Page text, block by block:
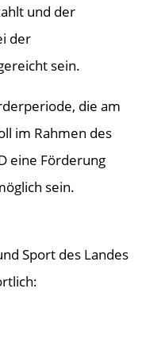
und der
der
sein.
die am
im Rahmen des
eine Förderung
sein.
Sport des Landes